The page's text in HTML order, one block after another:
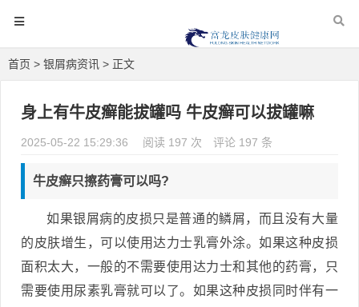
首页 > 银屑病资讯 > 正文
身上有牛皮癣能拔罐吗 牛皮癣可以拔罐嘛
2025-05-22 15:29:36 阅读 197 次 评论 197 条
牛皮癣只擦药膏可以吗?
如果银屑病的皮损只是普通的鳞屑，而且没有大量
的皮肤增生，可以使用达力士乳膏外涂。如果这种皮损
面积太大，一般的不需要使用达力士和其他的药膏，只
需要使用尿素乳膏就可以了。如果这种皮损同时伴有一